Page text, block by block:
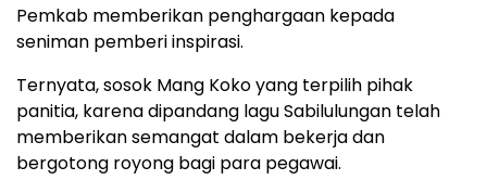
Pemkab memberikan penghargaan kepada
seniman pemberi inspirasi.
Ternyata, sosok Mang Koko yang terpilih pihak
panitia, karena dipandang lagu Sabilulungan telah
memberikan semangat dalam bekerja dan
bergotong royong bagi para pegawai.